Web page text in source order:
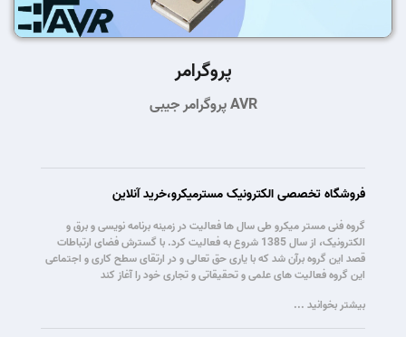
پروگرامر
پروگرامر جیبی AVR
فروشگاه تخصصی الکترونیک مسترمیکرو،خرید آنلاین
گروه فنی مستر میکرو طی سال ها فعالیت در زمینه برنامه نویسی و برق و
الکترونیک، از سال 1385 شروع به فعالیت کرد. با گسترش فضای ارتباطات
قصد این گروه برآن شد که با یاری حق تعالی و در ارتقای سطح کاری و اجتماعی
این گروه فعالیت های علمی و تحقیقاتی و تجاری خود را آغاز کند
بیشتر بخوانید ...